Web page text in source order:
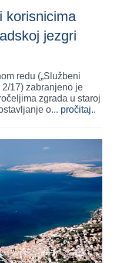
korisnicima
jezgri
redu („Službeni
2/17) zabranjeno je
zgrada u staroj
o... pročitaj..